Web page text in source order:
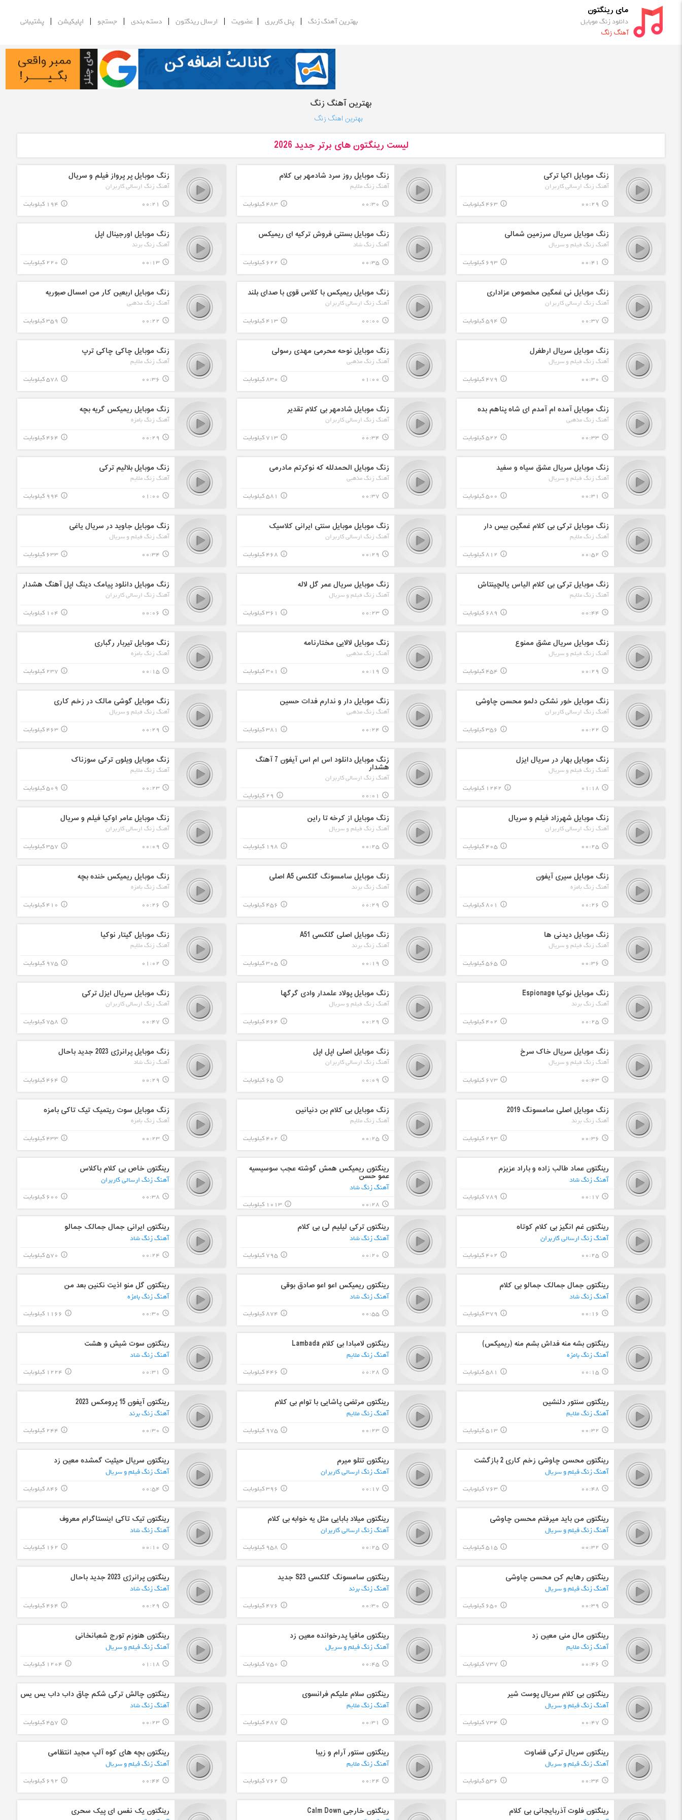
مای رینگتون
دانلود زنگ موبایل
آهنگ زنگ
بهترین آهنگ زنگ |پنل کاربری | عضویت | ارسال رینگتون |دسته بندی | جستجو | اپلیکیشن |پشتیبانی
بهترین آهنگ زنگ
بهترین اهنگ زنگ
لیست رینگتون های برتر جدید 2026
زنگ موبایل اکیا ترکی
آهنگ زنگ ارسالی کاربران
query_builder
00:29 463 کیلوبایتinfo_outline
زنگ موبایل روز سرد شادمهر بی کلام
آهنگ زنگ ملایم
query_builder
00:30 483 کیلوبایتinfo_outline
زنگ موبایل پر پرواز فیلم و سریال
آهنگ زنگ ارسالی کاربران
query_builder
00:21 194 کیلوبایت info_outline
زنگ موبایل سریال سرزمین شمالی
آهنگ زنگ فیلم و سریال
query_builder
00:41 693 کیلوبایتinfo_outline
زنگ موبایل بستنی فروش ترکیه ای ریمیکس
آهنگ زنگ شاد
query_builder
00:35 622 کیلوبایت info_outline
زنگ موبایل اورجینال اپل
آهنگ زنگ برند
query_builder
00:13 220 کیلوبایت info_outline
زنگ موبایل نی غمگین مخصوص عزاداری
آهنگ زنگ ارسالی کاربران
query_builder
00:37 594 کیلوبایت info_outline
زنگ موبایل ریمیکس با کلاس قوی با صدای بلند
آهنگ زنگ ارسالی کاربران
query_builder
00:00 413 کیلوبایتinfo_outline
زنگ موبایل اربعین کار من امسال صبوریه
آهنگ زنگ مذهبی
query_builder
00:22 359 کیلوبایت info_outline
زنگ موبایل سریال ارطغرل
آهنگ زنگ فیلم و سریال
query_builder
00:30 479 کیلوبایت info_outline
زنگ موبایل نوحه محرمی مهدی رسولی
آهنگ زنگ مذهبی
query_builder
01:00 830 کیلوبایت info_outline
زنگ موبایل چاکی چاکی ترپ
آهنگ زنگ ملایم
query_builder
00:36 578 کیلوبایت info_outline
زنگ موبایل آمده ام آمدم ای شاه پناهم بده
آهنگ زنگ مذهبی
query_builder
00:33 522 کیلوبایت info_outline
زنگ موبایل شادمهر بی کلام تقدیر
آهنگ زنگ ارسالی کاربران
query_builder
00:34 713 کیلوبایتinfo_outline
زنگ موبایل ریمیکس گریه بچه
آهنگ زنگ بامزه
query_builder
00:29 464 کیلوبایت info_outline
زنگ موبایل سریال عشق سیاه و سفید
آهنگ زنگ فیلم و سریال
query_builder
00:31 500 کیلوبایت info_outline
زنگ موبایل الحمدلله که نوکرتم مادرمی
آهنگ زنگ مذهبی
query_builder
00:37 581 کیلوبایت info_outline
زنگ موبایل بلالیم ترکی
آهنگ زنگ ملایم
query_builder
01:00 994 کیلوبایت info_outline
زنگ موبایل ترکی بی کلام غمگین بیس دار
آهنگ زنگ ملایم
query_builder
00:52 812 کیلوبایت info_outline
زنگ موبایل موبایل سنتی ایرانی کلاسیک
آهنگ زنگ ارسالی کاربران
query_builder
00:29 468 کیلوبایت info_outline
زنگ موبایل جاوید در سریال یاغی
آهنگ زنگ فیلم و سریال
query_builder
00:34 633 کیلوبایتinfo_outline
زنگ موبایل ترکی بی کلام الیاس یالچینتاش
آهنگ زنگ ملایم
query_builder
00:44 689 کیلوبایت info_outline
زنگ موبایل سریال عمر گل لاله
آهنگ زنگ فیلم و سریال
query_builder
00:23 361 کیلوبایت info_outline
زنگ موبایل دانلود پیامک دینگ اپل آهنگ هشدار
آهنگ زنگ ارسالی کاربران
query_builder
00:06 104 کیلوبایت info_outline
زنگ موبایل سریال عشق ممنوع
آهنگ زنگ فیلم و سریال
query_builder
00:29 454 کیلوبایت info_outline
زنگ موبایل لالایی مختارنامه
آهنگ زنگ مذهبی
query_builder
00:19 301 کیلوبایت info_outline
زنگ موبایل تیربار رگباری
آهنگ زنگ بامزه
query_builder
00:15 237 کیلوبایت info_outline
زنگ موبایل خور نشکن دلمو محسن چاوشی
آهنگ زنگ ارسالی کاربران
query_builder
00:22 356 کیلوبایت info_outline
زنگ موبایل دار و ندارم فدات حسین
آهنگ زنگ مذهبی
query_builder
00:24 381 کیلوبایت info_outline
زنگ موبایل گوشی مالک در زخم کاری
آهنگ زنگ فیلم و سریال
query_builder
00:29 463 کیلوبایتinfo_outline
زنگ موبایل بهار در سریال ایزل
آهنگ زنگ فیلم و سریال
query_builder
01:18 1242 کیلوبایت info_outline
زنگ موبایل دانلود اس ام اس آیفون 7 آهنگ
هشدار
آهنگ زنگ ارسالی کاربران
query_builder
00:01 29 کیلوبایت info_outline
زنگ موبایل ویلون ترکی سوزناک
آهنگ زنگ ملایم
query_builder
00:23 509 کیلوبایت info_outline
زنگ موبایل شهرزاد فیلم و سریال
آهنگ زنگ ارسالی کاربران
query_builder
00:25 405 کیلوبایتinfo_outline
زنگ موبایل از کرخه تا راین
آهنگ زنگ فیلم و سریال
query_builder
00:25 198 کیلوبایت info_outline
زنگ موبایل عامر اوکیا فیلم و سریال
آهنگ زنگ ارسالی کاربران
query_builder
00:09 357 کیلوبایت info_outline
زنگ موبایل سیری آیفون
آهنگ زنگ بامزه
query_builder
00:26 801 کیلوبایت info_outline
زنگ موبایل سامسونگ گلکسی A5 اصلی
آهنگ زنگ برند
query_builder
00:29 456 کیلوبایت info_outline
زنگ موبایل ریمیکس خنده بچه
آهنگ زنگ بامزه
query_builder
00:26 410 کیلوبایت info_outline
زنگ موبایل دیدنی ها
آهنگ زنگ فیلم و سریال
query_builder
00:36 565 کیلوبایتinfo_outline
زنگ موبایل اصلی گلکسی A51
آهنگ زنگ برند
query_builder
00:19 305 کیلوبایتinfo_outline
زنگ موبایل گیتار نوکیا
آهنگ زنگ ملایم
query_builder
01:02 975 کیلوبایتinfo_outline
زنگ موبایل نوکیا Espionage
آهنگ زنگ برند
query_builder
00:25 402 کیلوبایت info_outline
زنگ موبایل پولاد علمدار وادی گرگها
آهنگ زنگ فیلم و سریال
query_builder
00:29 464 کیلوبایت info_outline
زنگ موبایل سریال ایزل ترکی
آهنگ زنگ ارسالی کاربران
query_builder
00:47 758 کیلوبایت info_outline
زنگ موبایل سریال خاک سرخ
آهنگ زنگ فیلم و سریال
query_builder
00:43 673 کیلوبایتinfo_outline
زنگ موبایل اصلی اپل اپل
آهنگ زنگ ارسالی کاربران
query_builder
00:09 65 کیلوبایتinfo_outline
زنگ موبایل پرانرژی 2023 جدید باحال
آهنگ زنگ شاد
query_builder
00:29 464 کیلوبایت info_outline
زنگ موبایل اصلی سامسونگ 2019
آهنگ زنگ برند
query_builder
00:36 293 کیلوبایتinfo_outline
زنگ موبایل بی کلام بن دنیانین
آهنگ زنگ ملایم
query_builder
00:25 402 کیلوبایت info_outline
زنگ موبایل سوت ریتمیک تیک تاکی بامزه
آهنگ زنگ بامزه
query_builder
00:23 433 کیلوبایتinfo_outline
رینگتون عماد طالب زاده و باراد عزیزم
آهنگ زنگ شاد
query_builder
00:17 789 کیلوبایت info_outline
رینگتون ریمیکس همش گوشته عجب سوسیسیه
عمو حسن
آهنگ زنگ شاد
query_builder
00:28 1013 کیلوبایتinfo_outline
رینگتون خاص بی کلام باکلاس
آهنگ زنگ ارسالی کاربران
query_builder
00:38 600 کیلوبایت info_outline
رینگتون غم انگیز بی کلام کوتاه
آهنگ زنگ ارسالی کاربران
query_builder
00:25 402 کیلوبایت info_outline
رینگتون ترکی لیلیم لی بی کلام
آهنگ زنگ شاد
query_builder
00:20 795 کیلوبایتinfo_outline
رینگتون ایرانی جمال جمالک جمالو
آهنگ زنگ شاد
query_builder
00:24 570 کیلوبایت info_outline
رینگتون جمال جمالک جمالو بی کلام
آهنگ زنگ شاد
query_builder
00:16 379 کیلوبایت info_outline
رینگتون ریمیکس اعو اعو صادق بوقی
آهنگ زنگ شاد
query_builder
00:55 874 کیلوبایت info_outline
رینگتون گل منو اذیت نکنین بعد من
آهنگ زنگ بامزه
query_builder
00:30 1166 کیلوبایت info_outline
رینگتون بشه منه فداش بشم منه (ریمیکس)
آهنگ زنگ بامزه
query_builder
00:15 581 کیلوبایت info_outline
رینگتون لامبادا بی کلام Lambada
آهنگ زنگ ملایم
query_builder
00:28 446 کیلوبایت info_outline
رینگتون سوت شیش و هشت
آهنگ زنگ شاد
query_builder
00:31 1224 کیلوبایت info_outline
رینگتون سنتور دلنشین
آهنگ زنگ ملایم
query_builder
00:32 513 کیلوبایتinfo_outline
رینگتون مرتضی پاشایی با توام بی کلام
آهنگ زنگ ملایم
query_builder
00:23 975 کیلوبایتinfo_outline
رینگتون آیفون 15 پرومکس 2023
آهنگ زنگ برند
query_builder
00:30 244 کیلوبایت info_outline
رینگتون محسن چاوشی زخم کاری 2 بازگشت
آهنگ زنگ فیلم و سریال
query_builder
00:48 763 کیلوبایتinfo_outline
رینگتون تتلو میرم
آهنگ زنگ ارسالی کاربران
query_builder
00:17 396 کیلوبایت info_outline
رینگتون سریال حیثیت گمشده معین زد
آهنگ زنگ فیلم و سریال
query_builder
00:54 846 کیلوبایت info_outline
رینگتون من باید میرفتم محسن چاوشی
آهنگ زنگ فیلم و سریال
query_builder
00:32 515 کیلوبایتinfo_outline
رینگتون میلاد بابایی مثل یه خوابه بی کلام
آهنگ زنگ ارسالی کاربران
query_builder
00:25 958 کیلوبایت info_outline
رینگتون تیک تاکی اینستاگرام معروف
آهنگ زنگ شاد
query_builder
00:10 162 کیلوبایت info_outline
رینگتون رهایم کن محسن چاوشی
آهنگ زنگ فیلم و سریال
query_builder
00:39 650 کیلوبایت info_outline
رینگتون سامسونگ گلکسی S23 جدید
آهنگ زنگ برند
query_builder
00:30 476 کیلوبایت info_outline
رینگتون پرانرژی 2023 جدید باحال
آهنگ زنگ شاد
query_builder
00:29 464 کیلوبایت info_outline
رینگتون مال منی معین زد
آهنگ زنگ ملایم
query_builder
00:46 737 کیلوبایت info_outline
رینگتون مافیا پدرخوانده معین زد
آهنگ زنگ فیلم و سریال
query_builder
00:45 750 کیلوبایت info_outline
رینگتون هنوزم تورج شعبانخانی
آهنگ زنگ فیلم و سریال
query_builder
01:18 1204 کیلوبایت info_outline
رینگتون بی کلام سریال پوست شیر
آهنگ زنگ فیلم و سریال
query_builder
00:47 734 کیلوبایت info_outline
رینگتون سلام علیکم فرانسوی
آهنگ زنگ ملایم
query_builder
00:31 487 کیلوبایت info_outline
رینگتون چالش ترکی شکم چاق داب داب یس یس
آهنگ زنگ شاد
query_builder
00:23 457 کیلوبایت info_outline
رینگتون سریال ترکی قضاوت
آهنگ زنگ فیلم و سریال
query_builder
00:34 536 کیلوبایت info_outline
رینگتون سنتور آرام و زیبا
آهنگ زنگ ملایم
query_builder
00:24 762 کیلوبایت info_outline
رینگتون بچه های کوه آلپ مجید انتظامی
آهنگ زنگ فیلم و سریال
query_builder
00:44 692 کیلوبایت info_outline
رینگتون فلوت آذربایجانی بی کلام رینگتون خارجی Calm Down رینگتون یک نفس ای پیک سحری